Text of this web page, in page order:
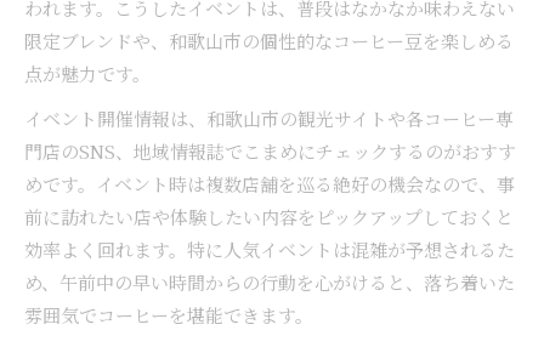
われます。こうしたイベントは、普段はなかなか味わえない
限定ブレンドや、和歌山市の個性的なコーヒー豆を楽しめる
点が魅力です。
イベント開催情報は、和歌山市の観光サイトや各コーヒー専
門店のSNS、地域情報誌でこまめにチェックするのがおすす
めです。イベント時は複数店舗を巡る絶好の機会なので、事
前に訪れたい店や体験したい内容をピックアップしておくと
効率よく回れます。特に人気イベントは混雑が予想されるた
め、午前中の早い時間からの行動を心がけると、落ち着いた
雰囲気でコーヒーを堪能できます。